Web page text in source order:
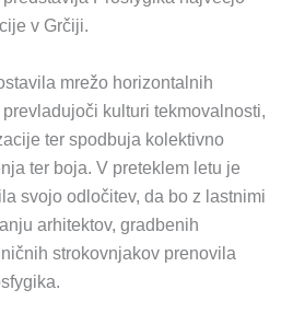
v Grčiji.
mrežo horizontalnih
kulturi tekmovalnosti,
ter spodbuja kolektivno
ter boja. V preteklem letu je
svojo odločitev, da bo z lastnimi
arhitektov, gradbenih
strokovnjakov prenovila